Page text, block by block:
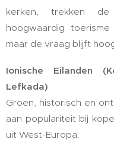
kerken, trekken
hoogwaardig
maar de vraag blijft
Ionische Eilanden
Lefkada)
Groen, historisch en
aan populariteit bij
uit West-Europa.